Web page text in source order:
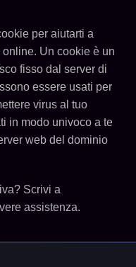
per aiutarti a
Un cookie è un
fisso dal server di
essere usati per
virus al tuo
in modo univoco a te
web del dominio
Scrivi a
assistenza.